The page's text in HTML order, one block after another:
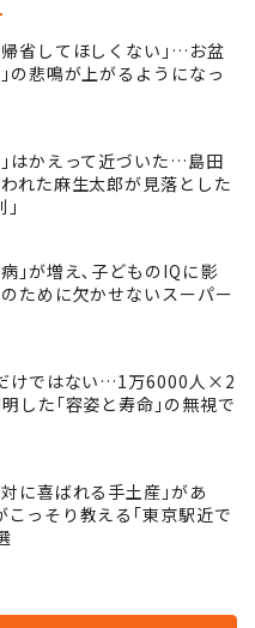
省してほしくない｣…お盆
の悲鳴が上がるようになっ
はかえって近づいた…島田
れた麻生太郎が見落とした
｣
｣が増え､子どものIQに影
ために欠かせないスーパー
けではない…1万6000人×2
した｢容姿と寿命｣の無視で
に喜ばれる手土産｣があ
っそり教える｢東京駅近で